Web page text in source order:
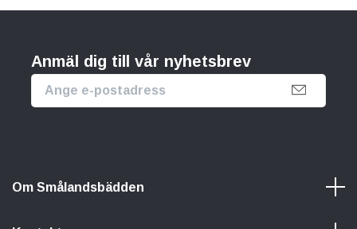
Anmäl dig till vår nyhetsbrev
Om Smålandsbädden